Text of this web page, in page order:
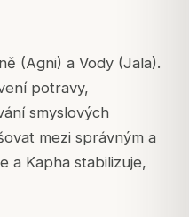
(Agni) a Vody (Jala).
potravy,
smyslových
mezi správným a
a Kapha stabilizuje,